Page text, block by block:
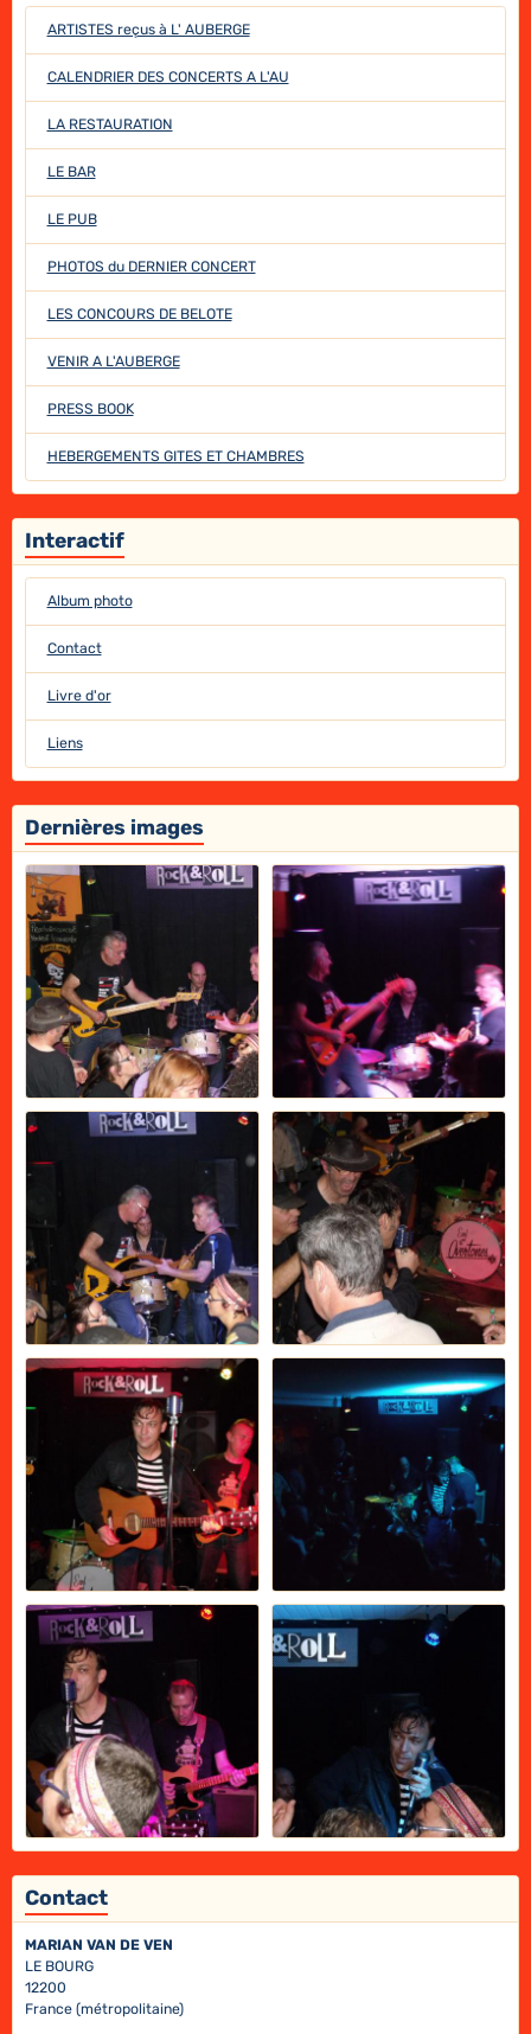
ARTISTES reçus à L' AUBERGE
CALENDRIER DES CONCERTS A L'AU
LA RESTAURATION
LE BAR
LE PUB
PHOTOS du DERNIER CONCERT
LES CONCOURS DE BELOTE
VENIR A L'AUBERGE
PRESS BOOK
HEBERGEMENTS GITES ET CHAMBRES
Interactif
Album photo
Contact
Livre d'or
Liens
Dernières images
Contact
MARIAN VAN DE VEN
LE BOURG
12200
France (métropolitaine)